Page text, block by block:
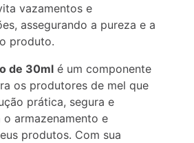
vazamentos e
assegurando a pureza e a
produto.
de 30ml é um componente
os produtores de mel que
prática, segura e
armazenamento e
produtos. Com sua